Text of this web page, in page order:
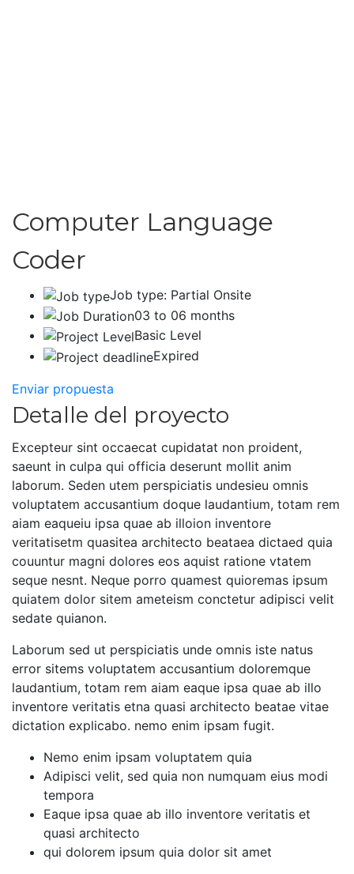
Computer Language
Coder
Job type: Partial Onsite
03 to 06 months
Basic Level
Expired
Enviar propuesta
Detalle del proyecto
Excepteur sint occaecat cupidatat non proident,
saeunt in culpa qui officia deserunt mollit anim
laborum. Seden utem perspiciatis undesieu omnis
voluptatem accusantium doque laudantium, totam rem
aiam eaqueiu ipsa quae ab illoion inventore
veritatisetm quasitea architecto beataea dictaed quia
couuntur magni dolores eos aquist ratione vtatem
seque nesnt. Neque porro quamest quioremas ipsum
quiatem dolor sitem ameteism conctetur adipisci velit
sedate quianon.
Laborum sed ut perspiciatis unde omnis iste natus
error sitems voluptatem accusantium doloremque
laudantium, totam rem aiam eaque ipsa quae ab illo
inventore veritatis etna quasi architecto beatae vitae
dictation explicabo. nemo enim ipsam fugit.
Nemo enim ipsam voluptatem quia
Adipisci velit, sed quia non numquam eius modi
tempora
Eaque ipsa quae ab illo inventore veritatis et
quasi architecto
qui dolorem ipsum quia dolor sit amet